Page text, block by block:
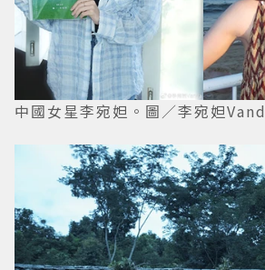
中國女星李宛妲。圖／李宛妲